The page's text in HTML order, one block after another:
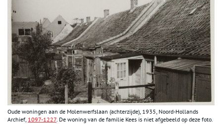
Oude woningen aan de Molenwerfslaan (achterzijde), 1935, Noord-Hollands
Archief, 1097-1227. De woning van de familie Kees is niet afgebeeld op deze foto.